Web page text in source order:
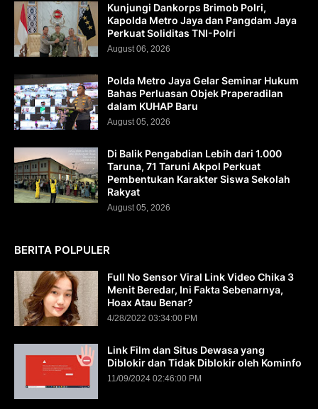
Kunjungi Dankorps Brimob Polri,
Kapolda Metro Jaya dan Pangdam Jaya
Perkuat Soliditas TNI-Polri
August 06, 2026
Polda Metro Jaya Gelar Seminar Hukum
Bahas Perluasan Objek Praperadilan
dalam KUHAP Baru
August 05, 2026
Di Balik Pengabdian Lebih dari 1.000
Taruna, 71 Taruni Akpol Perkuat
Pembentukan Karakter Siswa Sekolah
Rakyat
August 05, 2026
BERITA POLPULER
Full No Sensor Viral Link Video Chika 3
Menit Beredar, Ini Fakta Sebenarnya,
Hoax Atau Benar?
4/28/2022 03:34:00 PM
Link Film dan Situs Dewasa yang
Diblokir dan Tidak Diblokir oleh Kominfo
11/09/2024 02:46:00 PM